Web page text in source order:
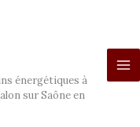
énergétiques à
sur Saône en